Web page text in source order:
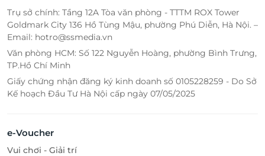
Trụ sở chính: Tầng 12A Tòa văn phòng - TTTM ROX Tower
Goldmark City 136 Hồ Tùng Mậu, phường Phú Diễn, Hà Nội. –
Email: hotro@ssmedia.vn
Văn phòng HCM: Số 122 Nguyễn Hoàng, phường Bình Trưng,
TP.Hồ Chí Minh
Giấy chứng nhận đăng ký kinh doanh số 0105228259 - Do Sở
Kế hoạch Đầu Tư Hà Nội cấp ngày 07/05/2025
e-Voucher
Vui chơi - Giải trí